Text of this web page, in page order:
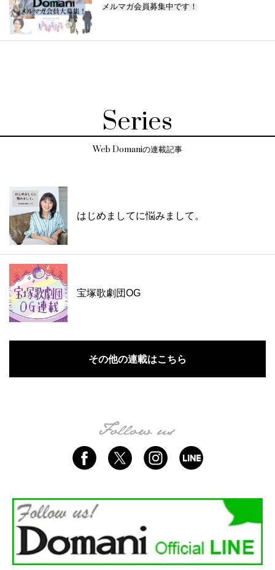
メルマガ会員募集中です！
Series
Web Domaniの連載記事
はじめましてに悩みまして。
宝塚歌劇団OG
その他の連載はこちら